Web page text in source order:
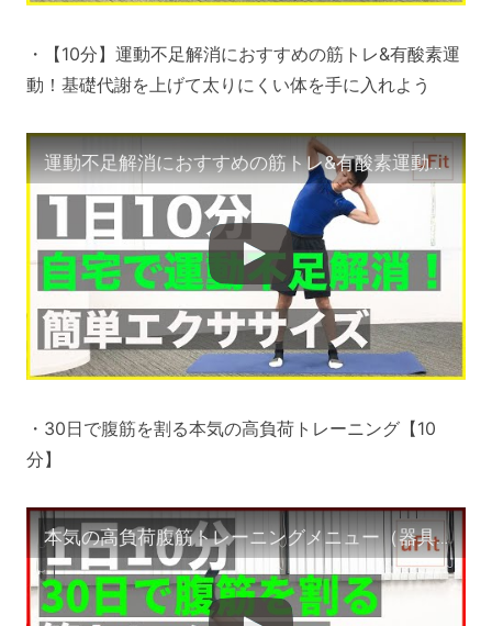
・【10分】運動不足解消におすすめの筋トレ&有酸素運
動！基礎代謝を上げて太りにくい体を手に入れよう
運動不足解消におすすめの筋トレ&有酸素運動！基礎代謝を上げて太りにくい体を手に入れよう【10分】
・30日で腹筋を割る本気の高負荷トレーニング【10
分】
本気の高負荷腹筋トレーニングメニュー（器具なし・腹筋を割る）【10分】